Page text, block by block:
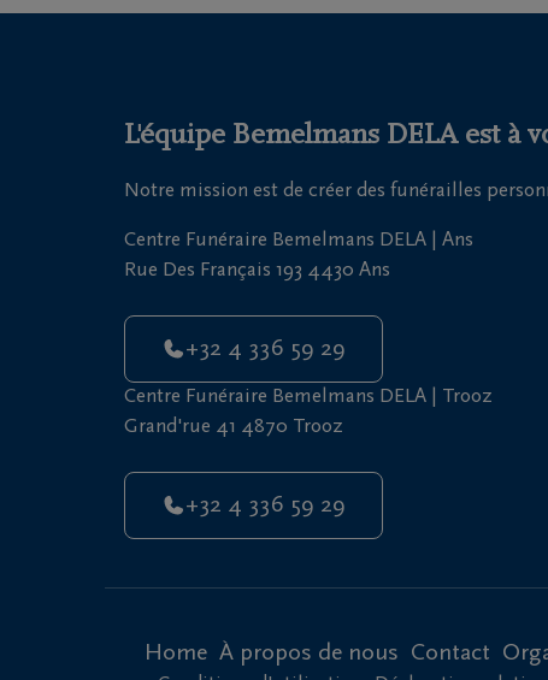
L'équipe Bemelmans DELA est à
Notre mission est de créer des funérailles
Centre Funéraire Bemelmans DELA | Ans
Rue Des Français 193 4430 Ans
+32 4 336 59 29
Centre Funéraire Bemelmans DELA | Trooz
Grand'rue 41 4870 Trooz
+32 4 336 59 29
Home À propos de nous Contact